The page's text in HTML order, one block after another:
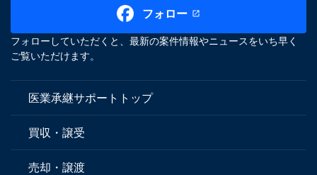
フォロー
フォローしていただくと、最新の案件情報やニュースをいち早く
ご覧いただけます。
医業承継サポートトップ
買収・譲受
売却・譲渡